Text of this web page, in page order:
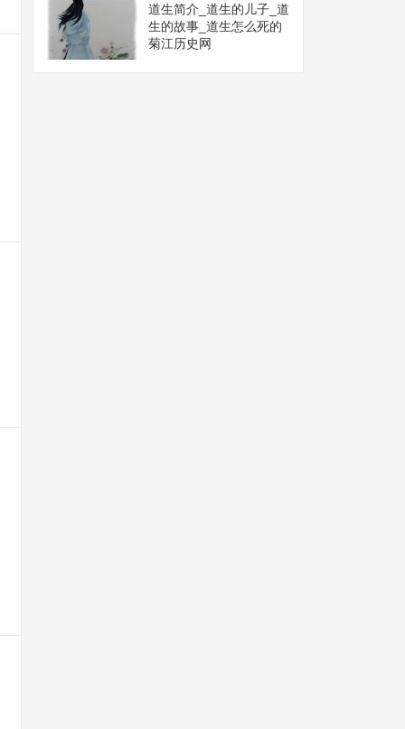
道生简介_道生的儿子_道
生的故事_道生怎么死的
菊江历史网